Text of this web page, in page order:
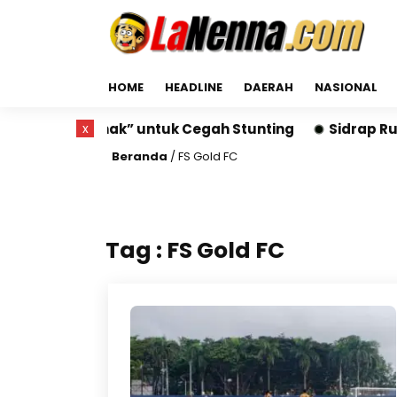
HOME HEADLINE DAERAH NASIONAL
Gizi Anak” untuk Cegah Stunting Sidrap Run
Beranda /FS Gold FC
Tag : FS Gold FC
x